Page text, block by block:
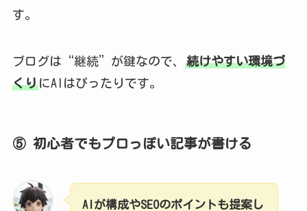
す。
ブログは“継続”が鍵なので、
続けやすい環境づ
くりにAIはぴったりです。
⑤ 初心者でもプロっぽい記事が書ける
AIが構成やSEOのポイントも提案し